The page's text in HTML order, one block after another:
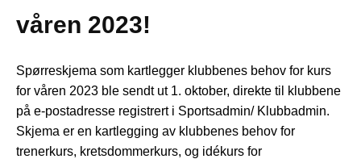
våren 2023!
Spørreskjema som kartlegger klubbenes behov for kurs
for våren 2023 ble sendt ut 1. oktober, direkte til klubbene
på e-postadresse registrert i Sportsadmin/ Klubbadmin.
Skjema er en kartlegging av klubbenes behov for
trenerkurs, kretsdommerkurs, og idékurs for